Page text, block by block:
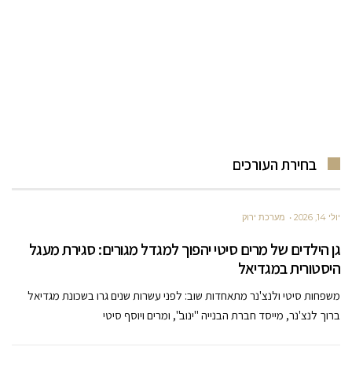
בחירת העורכים
יולי 14, 2026 מערכת ירוק
גן הילדים של מרים סיטי יהפוך למגדל מגורים: סגירת מעגל
היסטורית במגדיאל
משפחות סיטי ולנצ'נר מתאחדות שוב: לפני עשרות שנים גרו בשכונת מגדיאל
ברוך לנצ'נר, מייסד חברת הבנייה "ינוב", ומרים ויוסף סיטי